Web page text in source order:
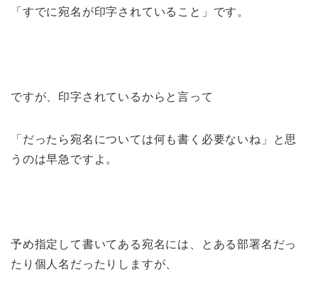
「すでに宛名が印字されていること」です。
ですが、印字されているからと言って
「だったら宛名については何も書く必要ないね」と思
うのは早急ですよ。
予め指定して書いてある宛名には、とある部署名だっ
たり個人名だったりしますが、